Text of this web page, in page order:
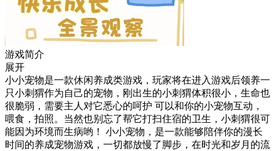
游戏简介
展开
小小宠物是一款休闲养成类游戏，玩家将在进入游戏后领养一
只小刺猬作为自己的宠物，刚出生的小刺猬体积很小，生命也
很脆弱，需要主人对它悉心的呵护 可以和你的小宠物互动，
喂食，拍照。当然也别忘了帮它打扫住宿的卫生，小刺猬很可
能因为环境而生病哟！ 小小宠物，是一款能够陪伴你的漫长
时间的养成宠物游戏，一切都放慢了脚步，在时光和岁月的流